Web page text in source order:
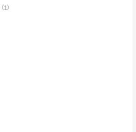
(1)